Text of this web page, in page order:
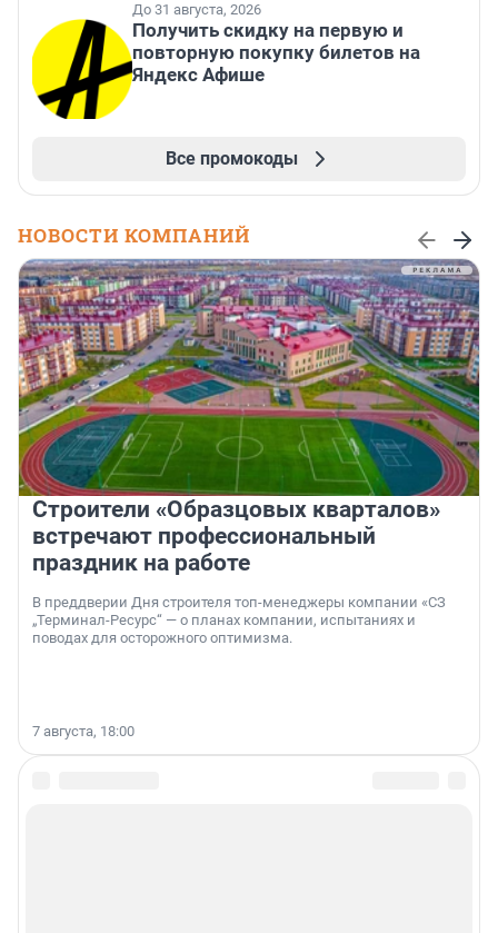
До 31 августа, 2026
Получить скидку на первую и
повторную покупку билетов на
Яндекс Афише
Все промокоды
НОВОСТИ КОМПАНИЙ
Строители «Образцовых кварталов»
встречают профессиональный
праздник на работе
В преддверии Дня строителя топ-менеджеры компании «СЗ
„Терминал-Ресурс“ — о планах компании, испытаниях и
поводах для осторожного оптимизма.
7 августа, 18:00